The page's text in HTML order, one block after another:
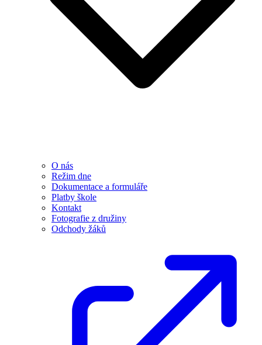
O nás
Režim dne
Dokumentace a formuláře
Platby škole
Kontakt
Fotografie z družiny
Odchody žáků